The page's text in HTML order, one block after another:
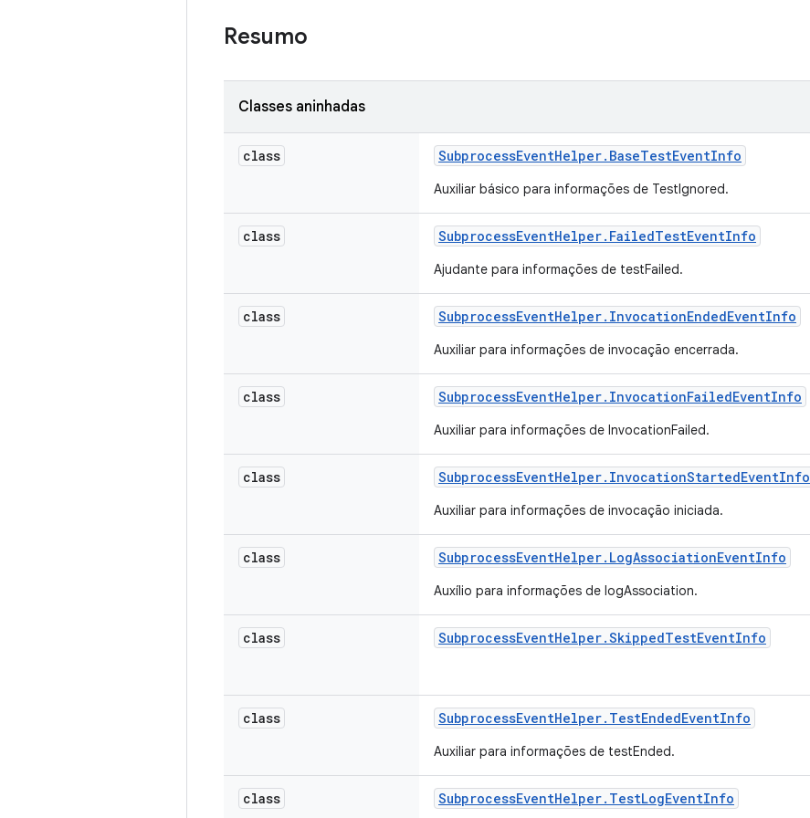
Resumo
Classes aninhadas
class SubprocessEventHelper. BaseTestEventInfo
Auxiliar básico para informações de TestIgnored.
class SubprocessEventHelper. FailedTestEventInfo
Ajudante para informações de testFailed.
class SubprocessEventHelper. InvocationEndedEventInfo
Auxiliar para informações de invocação encerrada.
class SubprocessEventHelper. InvocationFailedEventInfo
Auxiliar para informações de InvocationFailed.
class SubprocessEventHelper. InvocationStartedEventInfo
Auxiliar para informações de invocação iniciada.
class SubprocessEventHelper. LogAssociationEventInfo
Auxílio para informações de logAssociation.
class SubprocessEventHelper.SkippedTestEventInfo
class SubprocessEventHelper. TestEndedEventInfo
Auxiliar para informações de testEnded.
class SubprocessEventHelper. TestLogEventInfo